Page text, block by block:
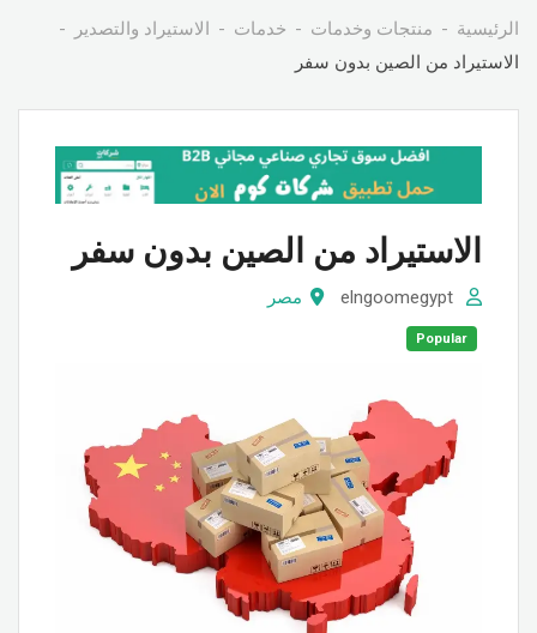
الرئيسية منتجات وخدمات خدمات
الاستيراد والتصدير
الاستيراد من الصين بدون سفر
الاستيراد من الصين بدون سفر
مصر
Popular